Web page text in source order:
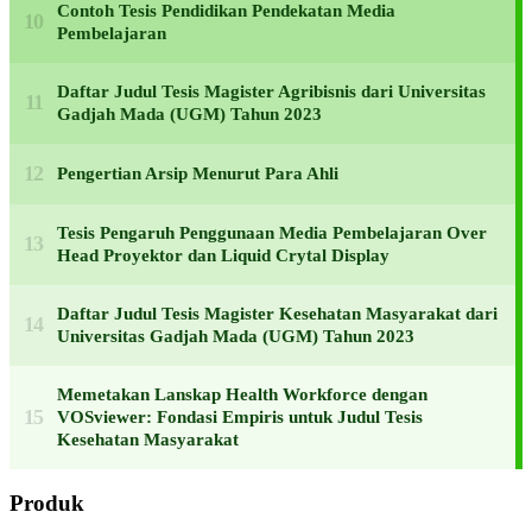
Contoh Tesis Pendidikan Pendekatan Media
Pembelajaran
Daftar Judul Tesis Magister Agribisnis dari Universitas
Gadjah Mada (UGM) Tahun 2023
Pengertian Arsip Menurut Para Ahli
Tesis Pengaruh Penggunaan Media Pembelajaran Over
Head Proyektor dan Liquid Crytal Display
Daftar Judul Tesis Magister Kesehatan Masyarakat dari
Universitas Gadjah Mada (UGM) Tahun 2023
Memetakan Lanskap Health Workforce dengan
VOSviewer: Fondasi Empiris untuk Judul Tesis
Kesehatan Masyarakat
Produk